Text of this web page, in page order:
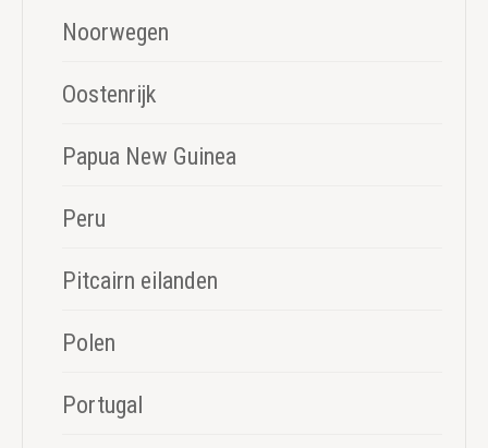
Noorwegen
Oostenrijk
Papua New Guinea
Peru
Pitcairn eilanden
Polen
Portugal